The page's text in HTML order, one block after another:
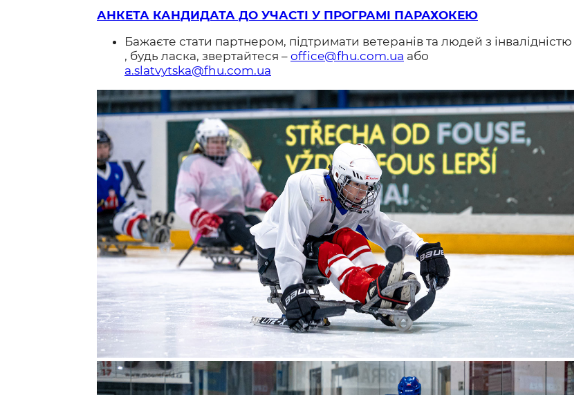
АНКЕТА КАНДИДАТА ДО УЧАСТІ У ПРОГРАМІ ПАРАХОКЕЮ
Бажаєте стати партнером, підтримати ветеранів та людей з інвалідністю
, будь ласка, звертайтеся – office@fhu.com.ua або
a.slatvytska@fhu.com.ua